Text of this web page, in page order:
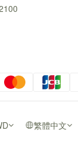
繁體中文